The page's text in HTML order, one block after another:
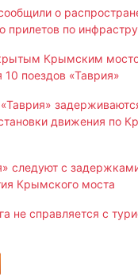
о
прилетов по
Крымским
поездов «Таврия»
движения по
следуют с
Крымского моста
не справляется с